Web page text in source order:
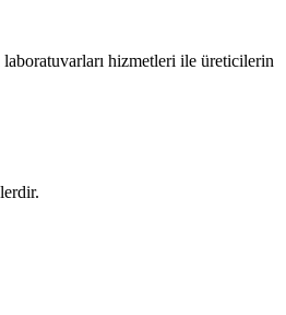
hizmetleri ile üreticilerin